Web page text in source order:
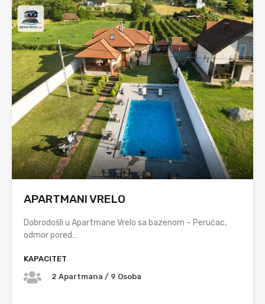
APARTMANI VRELO
Dobrodošli u Apartmane Vrelo sa bazenom – Perućac,
odmor pored…
KAPACITET
2 Apartmana / 9 Osoba